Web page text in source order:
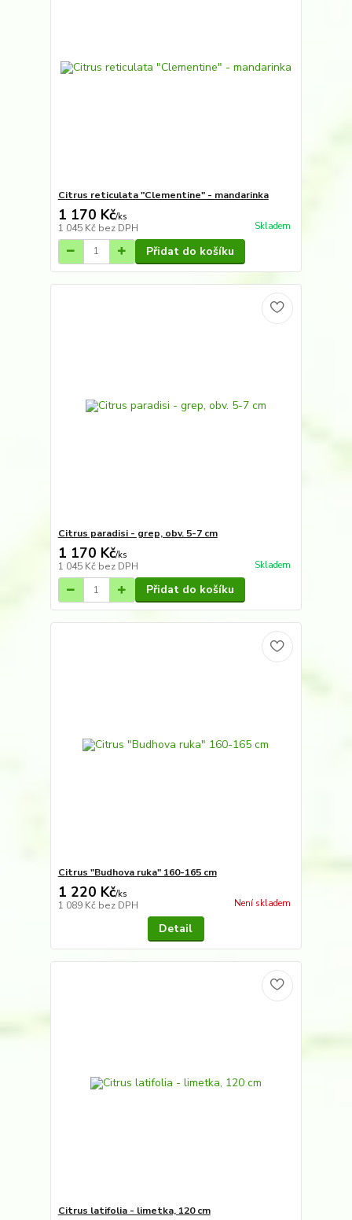
Citrus reticulata "Clementine" - mandarinka
1 170 Kč/ks
1 045 Kč bez DPH Skladem
Přidat do košíku
Citrus paradisi - grep, obv. 5-7 cm
1 170 Kč/ks
1 045 Kč bez DPH Skladem
Přidat do košíku
Citrus "Budhova ruka" 160-165 cm
1 220 Kč/ks
1 089 Kč bez DPH Není skladem
Detail
Citrus latifolia - limetka, 120 cm